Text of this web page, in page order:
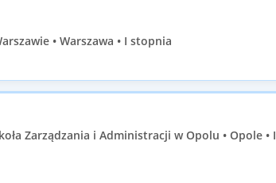
• Warszawa • I stopnia
Zarządzania i Administracji w Opolu • Opole • I